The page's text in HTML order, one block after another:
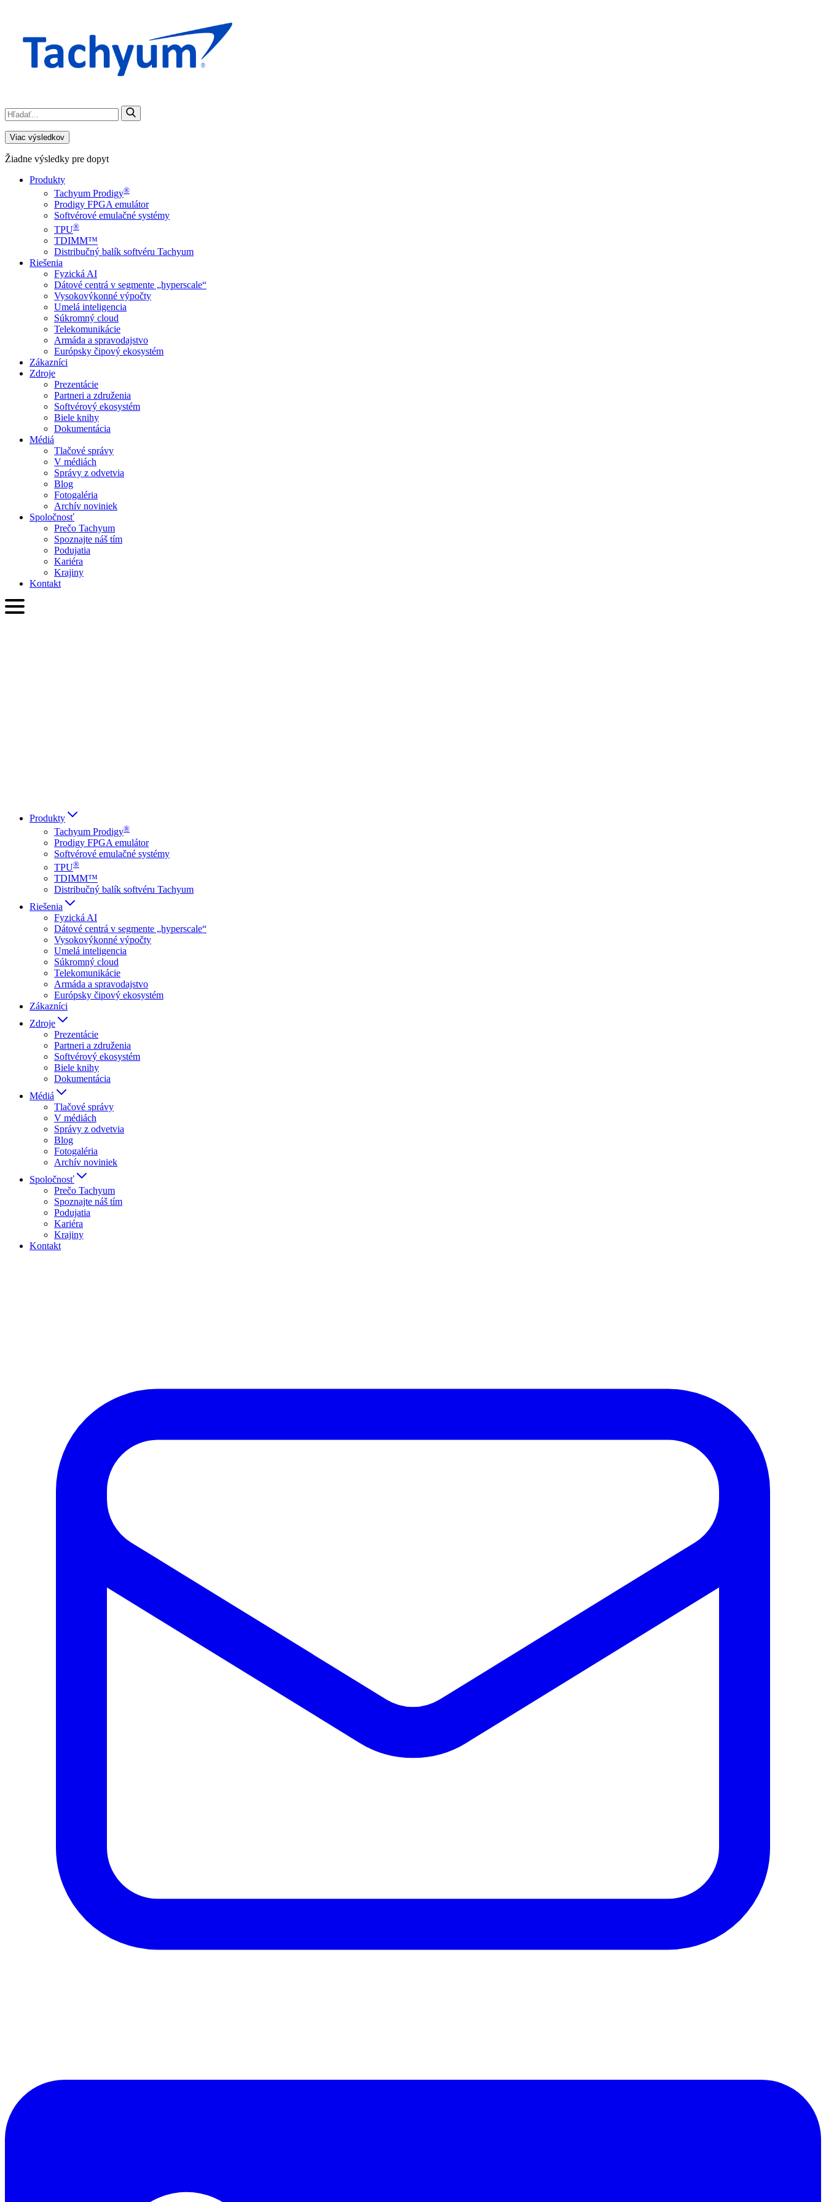
Viac výsledkov
Žiadne výsledky pre dopyt
Produkty
Tachyum Prodigy®
Prodigy FPGA emulátor
Softvérové emulačné systémy
TPU®
TDIMM™
Distribučný balík softvéru Tachyum
Riešenia
Fyzická AI
Dátové centrá v segmente „hyperscale“
Vysokovýkonné výpočty
Umelá inteligencia
Súkromný cloud
Telekomunikácie
Armáda a spravodajstvo
Európsky čipový ekosystém
Zákazníci
Zdroje
Prezentácie
Partneri a združenia
Softvérový ekosystém
Biele knihy
Dokumentácia
Médiá
Tlačové správy
V médiách
Správy z odvetvia
Blog
Fotogaléria
Archív noviniek
Spoločnosť
Prečo Tachyum
Spoznajte náš tím
Podujatia
Kariéra
Krajiny
Kontakt
Produkty
Tachyum Prodigy®
Prodigy FPGA emulátor
Softvérové emulačné systémy
TPU®
TDIMM™
Distribučný balík softvéru Tachyum
Riešenia
Fyzická AI
Dátové centrá v segmente „hyperscale“
Vysokovýkonné výpočty
Umelá inteligencia
Súkromný cloud
Telekomunikácie
Armáda a spravodajstvo
Európsky čipový ekosystém
Zákazníci
Zdroje
Prezentácie
Partneri a združenia
Softvérový ekosystém
Biele knihy
Dokumentácia
Médiá
Tlačové správy
V médiách
Správy z odvetvia
Blog
Fotogaléria
Archív noviniek
Spoločnosť
Prečo Tachyum
Spoznajte náš tím
Podujatia
Kariéra
Krajiny
Kontakt